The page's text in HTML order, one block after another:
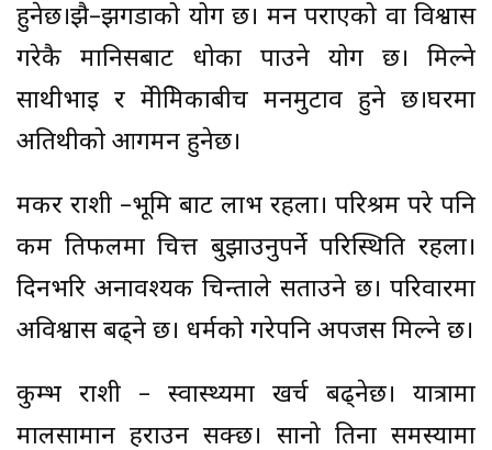
हुनेछ।झै–झगडाको योग छ। मन पराएको वा विश्वास
गरेकै मानिसबाट धोका पाउने योग छ। मिल्ने
साथीभाइ र प्रेमीप्रेमिकाबीच मनमुटाव हुने छ।घरमा
अतिथीको आगमन हुनेछ।
मकर राशी –भूमि बाट लाभ रहला। परिश्रम परे पनि
कम प्रतिफलमा चित्त बुझाउनुपर्ने परिस्थिति रहला।
दिनभरि अनावश्यक चिन्ताले सताउने छ। परिवारमा
अविश्वास बढ्ने छ। धर्मको गरेपनि अपजस मिल्ने छ।
कुम्भ राशी – स्वास्थ्यमा खर्च बढ्नेछ। यात्रामा
मालसामान हराउन सक्छ। सानो तिना समस्यामा